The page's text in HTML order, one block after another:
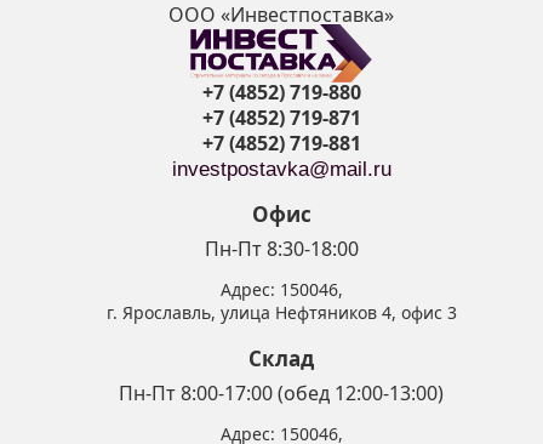
ООО «Инвестпоставка»
+7 (4852) 719-880
+7 (4852) 719-871
+7 (4852) 719-881
investpostavka@mail.ru
Офис
Пн-Пт 8:30-18:00
Адрес: 150046,
г. Ярославль, улица Нефтяников 4, офис 3
Склад
Пн-Пт 8:00-17:00 (обед 12:00-13:00)
Адрес: 150046,